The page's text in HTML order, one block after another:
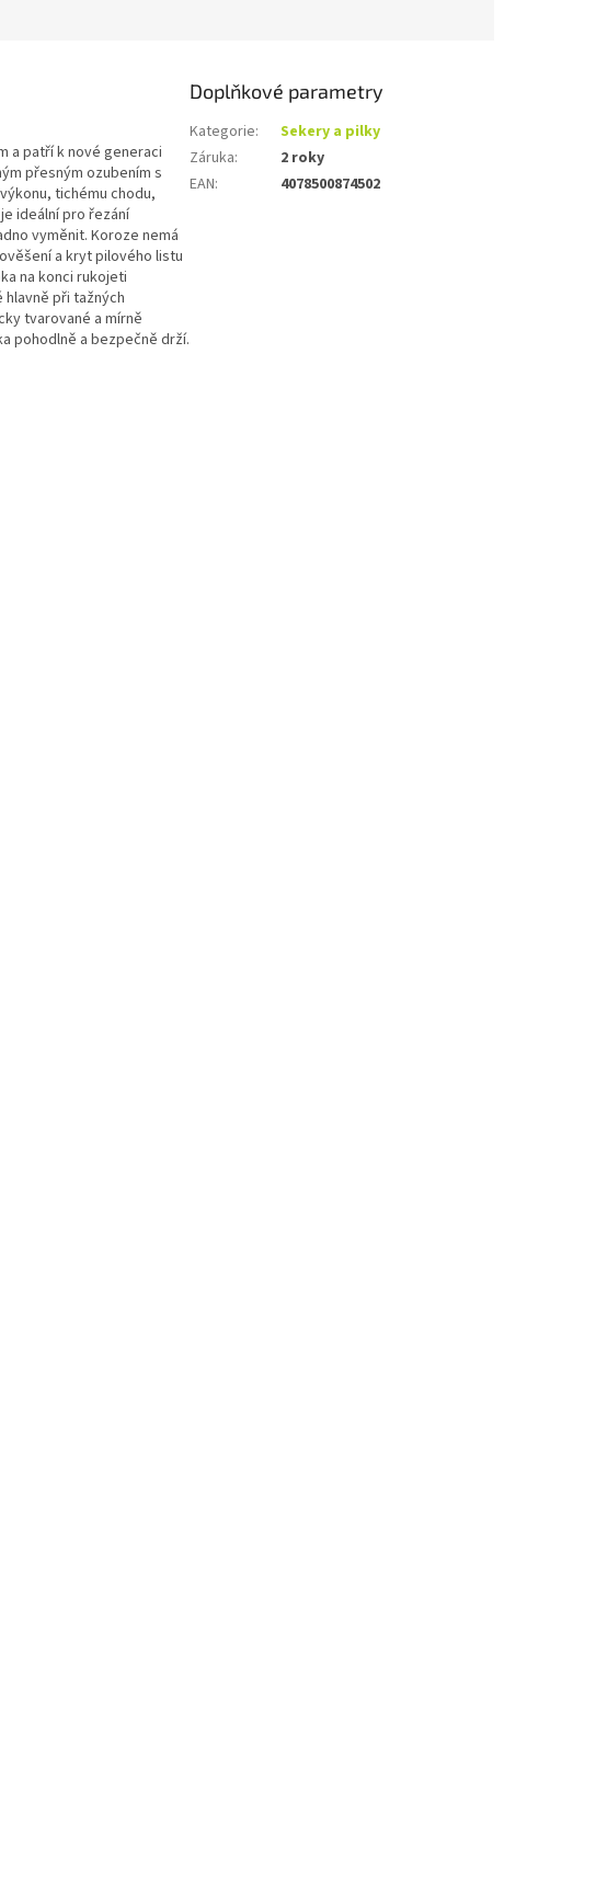
a patří k nové generaci
přesným ozubením s
tichému chodu,
ideální pro řezání
vyměnit. Koroze nemá
a kryt pilového listu
na konci rukojeti
při tažných
tvarované a mírně
pohodlně a bezpečně drží.
Doplňkové parametry
Kategorie:
Sekery a pilky
Záruka:
2 roky
EAN: 4078500874502